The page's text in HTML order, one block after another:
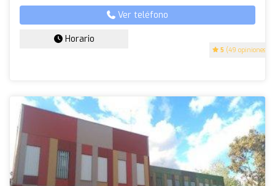
5 (49 opiniones)
Ver teléfono
Horario